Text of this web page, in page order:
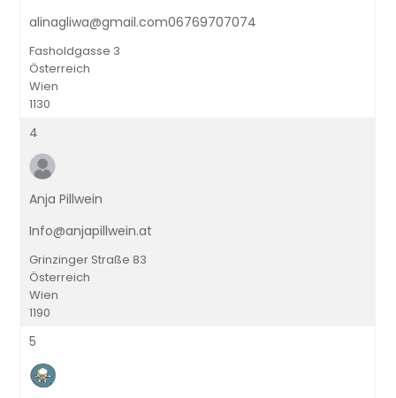
alinagliwa@gmail.com06769707074
Fasholdgasse 3
Österreich
Wien
1130
4
Anja Pillwein
Info@anjapillwein.at
Grinzinger Straße 83
Österreich
Wien
1190
5